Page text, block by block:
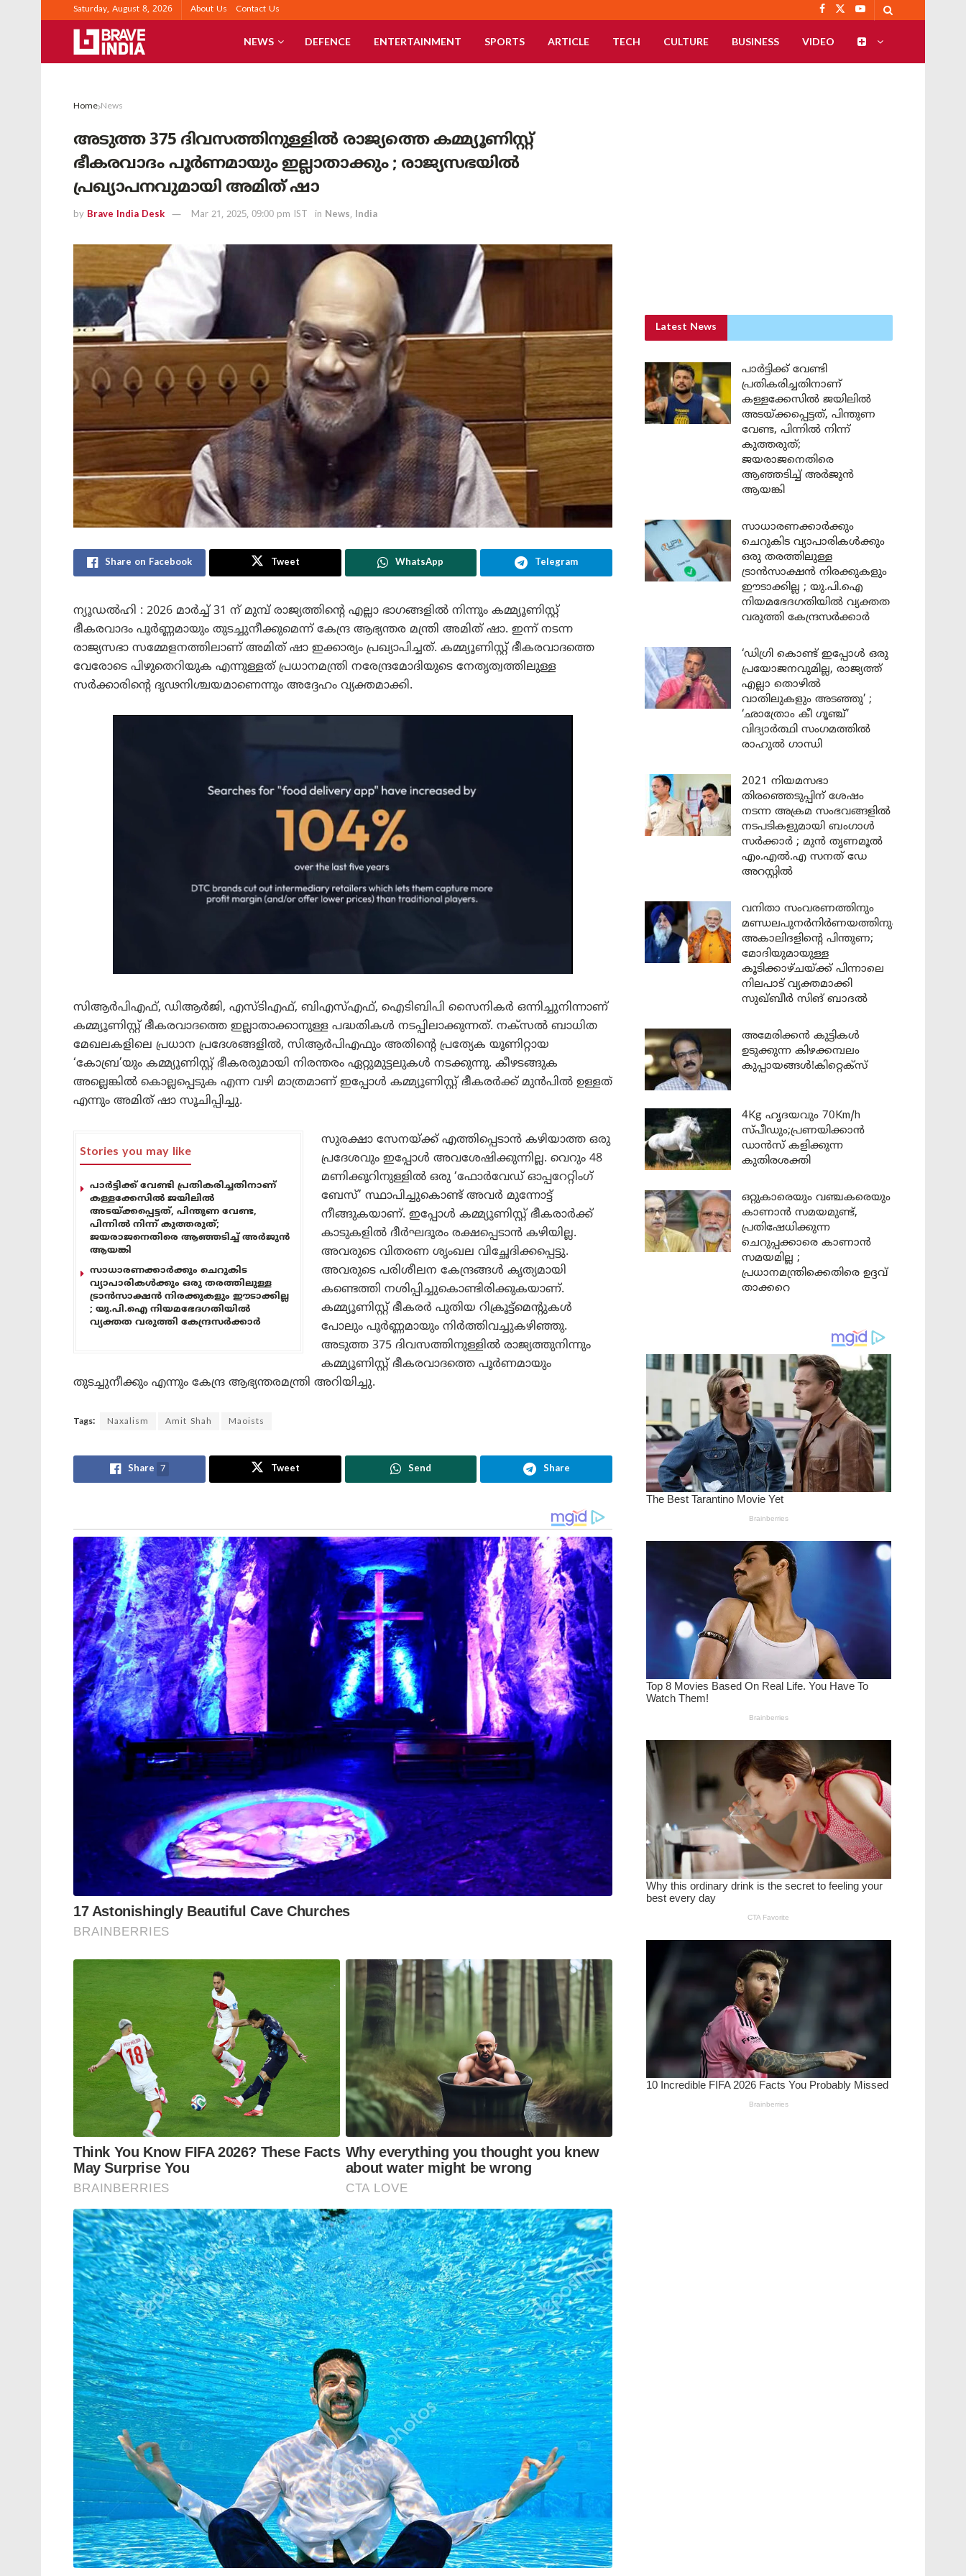
Saturday, August 8, 2026 About Us Contact Us
NEWS DEFENCE ENTERTAINMENT SPORTS ARTICLE TECH CULTURE BUSINESS VIDEO
Home News
അടുത്ത 375 ദിവസത്തിനുള്ളിൽ രാജ്യത്തെ കമ്മ്യൂണിസ്റ്റ്
ഭീകരവാദം പൂർണമായും ഇല്ലാതാക്കും ; രാജ്യസഭയിൽ
പ്രഖ്യാപനവുമായി അമിത് ഷാ
by Brave India Desk Mar 21, 2025, 09:00 pm IST in News, India
Share on Facebook Tweet WhatsApp Telegram
ന്യൂഡൽഹി : 2026 മാർച്ച് 31 ന് മുമ്പ് രാജ്യത്തിന്റെ എല്ലാ ഭാഗങ്ങളിൽ നിന്നും കമ്മ്യൂണിസ്റ്റ്
ഭീകരവാദം പൂർണ്ണമായും തുടച്ചുനീക്കുമെന്ന് കേന്ദ്ര ആഭ്യന്തര മന്ത്രി അമിത് ഷാ. ഇന്ന് നടന്ന
രാജ്യസഭാ സമ്മേളനത്തിലാണ് അമിത് ഷാ ഇക്കാര്യം പ്രഖ്യാപിച്ചത്. കമ്മ്യൂണിസ്റ്റ് ഭീകരവാദത്തെ
വേരോടെ പിഴുതെറിയുക എന്നുള്ളത് പ്രധാനമന്ത്രി നരേന്ദ്രമോദിയുടെ നേതൃത്വത്തിലുള്ള
സർക്കാരിന്റെ ദൃഢനിശ്ചയമാണെന്നും അദ്ദേഹം വ്യക്തമാക്കി.
സിആർപിഎഫ്, ഡിആർജി, എസ്ടിഎഫ്, ബിഎസ്എഫ്, ഐടിബിപി സൈനികർ ഒന്നിച്ചുനിന്നാണ്
കമ്മ്യൂണിസ്റ്റ് ഭീകരവാദത്തെ ഇല്ലാതാക്കാനുള്ള പദ്ധതികൾ നടപ്പിലാക്കുന്നത്. നക്സൽ ബാധിത
മേഖലകളിലെ പ്രധാന പ്രദേശങ്ങളിൽ, സിആർപിഎഫും അതിന്റെ പ്രത്യേക യൂണിറ്റായ
‘കോബ്ര’യും കമ്മ്യൂണിസ്റ്റ് ഭീകരരുമായി നിരന്തരം ഏറ്റുമുട്ടലുകൾ നടക്കുന്നു. കീഴടങ്ങുക
അല്ലെങ്കിൽ കൊല്ലപ്പെടുക എന്ന വഴി മാത്രമാണ് ഇപ്പോൾ കമ്മ്യൂണിസ്റ്റ് ഭീകരർക്ക് മുൻപിൽ ഉള്ളത്
എന്നും അമിത് ഷാ സൂചിപ്പിച്ചു.
Stories you may like
പാർട്ടിക്ക് വേണ്ടി പ്രതികരിച്ചതിനാണ്
കള്ളക്കേസിൽ ജയിലിൽ
അടയ്ക്കപ്പെട്ടത്, പിന്തുണ വേണ്ട,
പിന്നിൽ നിന്ന് കുത്തരുത്;
ജയരാജനെതിരെ ആഞ്ഞടിച്ച് അർജുൻ
ആയങ്കി
സാധാരണക്കാർക്കും ചെറുകിട
വ്യാപാരികൾക്കും ഒരു തരത്തിലുള്ള
ട്രാൻസാക്ഷൻ നിരക്കുകളും ഈടാക്കില്ല
; യു.പി.ഐ നിയമഭേദഗതിയിൽ
വ്യക്തത വരുത്തി കേന്ദ്രസർക്കാർ
സുരക്ഷാ സേനയ്ക്ക് എത്തിപ്പെടാൻ കഴിയാത്ത ഒരു
പ്രദേശവും ഇപ്പോൾ അവശേഷിക്കുന്നില്ല. വെറും 48
മണിക്കൂറിനുള്ളിൽ ഒരു ‘ഫോർവേഡ് ഓപ്പറേറ്റിംഗ്
ബേസ്’ സ്ഥാപിച്ചുകൊണ്ട് അവർ മുന്നോട്ട്
നീങ്ങുകയാണ്. ഇപ്പോൾ കമ്മ്യൂണിസ്റ്റ് ഭീകരാർക്ക്
കാടുകളിൽ ദീർഘദൂരം രക്ഷപ്പെടാൻ കഴിയില്ല.
അവരുടെ വിതരണ ശൃംഖല വിച്ഛേദിക്കപ്പെട്ടു.
അവരുടെ പരിശീലന കേന്ദ്രങ്ങൾ കൃത്യമായി
കണ്ടെത്തി നശിപ്പിച്ചുകൊണ്ടിരിക്കുകയാണ്.
കമ്മ്യൂണിസ്റ്റ് ഭീകരർ പുതിയ റിക്രൂട്ട്മെന്റുകൾ
പോലും പൂർണ്ണമായും നിർത്തിവച്ചുകഴിഞ്ഞു.
അടുത്ത 375 ദിവസത്തിനുള്ളിൽ രാജ്യത്തുനിന്നും
കമ്മ്യൂണിസ്റ്റ് ഭീകരവാദത്തെ പൂർണമായും
തുടച്ചുനീക്കും എന്നും കേന്ദ്ര ആഭ്യന്തരമന്ത്രി അറിയിച്ചു.
Tags: Naxalism Amit Shah Maoists
Share 7 Tweet Send Share
Latest News
പാർട്ടിക്ക് വേണ്ടി
പ്രതികരിച്ചതിനാണ്
കള്ളക്കേസിൽ ജയിലിൽ
അടയ്ക്കപ്പെട്ടത്, പിന്തുണ
വേണ്ട, പിന്നിൽ നിന്ന്
കുത്തരുത്;
ജയരാജനെതിരെ
ആഞ്ഞടിച്ച് അർജുൻ
ആയങ്കി
സാധാരണക്കാർക്കും
ചെറുകിട വ്യാപാരികൾക്കും
ഒരു തരത്തിലുള്ള
ട്രാൻസാക്ഷൻ നിരക്കുകളും
ഈടാക്കില്ല ; യു.പി.ഐ
നിയമഭേദഗതിയിൽ വ്യക്തത
വരുത്തി കേന്ദ്രസർക്കാർ
‘ഡിഗ്രി കൊണ്ട് ഇപ്പോൾ ഒരു
പ്രയോജനവുമില്ല, രാജ്യത്ത്
എല്ലാ തൊഴിൽ
വാതിലുകളും അടഞ്ഞു’ ;
‘ഛാത്രോം കീ ഗൂഞ്ച്’
വിദ്യാർത്ഥി സംഗമത്തിൽ
രാഹുൽ ഗാന്ധി
2021 നിയമസഭാ
തിരഞ്ഞെടുപ്പിന് ശേഷം
നടന്ന അക്രമ സംഭവങ്ങളിൽ
നടപടികളുമായി ബംഗാൾ
സർക്കാർ ; മുൻ തൃണമൂൽ
എം.എൽ.എ സനത് ഡേ
അറസ്റ്റിൽ
വനിതാ സംവരണത്തിനും
മണ്ഡലപുനർനിർണയത്തിനും
അകാലിദളിന്റെ പിന്തുണ;
മോദിയുമായുള്ള
കൂടിക്കാഴ്ചയ്ക്ക് പിന്നാലെ
നിലപാട് വ്യക്തമാക്കി
സുഖ്ബീർ സിങ് ബാദൽ
അമേരിക്കൻ കുട്ടികൾ
ഉടുക്കുന്ന കിഴക്കമ്പലം
കുപ്പായങ്ങൾ!കിറ്റെക്സ്
4Kg ഹൃദയവും 70Km/h
സ്പീഡും;പ്രണയിക്കാൻ
ഡാൻസ് കളിക്കുന്ന
കുതിരശക്തി
ഒറ്റുകാരെയും വഞ്ചകരെയും
കാണാൻ സമയമുണ്ട്,
പ്രതിഷേധിക്കുന്ന
ചെറുപ്പക്കാരെ കാണാൻ
സമയമില്ല ;
പ്രധാനമന്ത്രിക്കെതിരെ ഉദ്ദവ്
താക്കറെ